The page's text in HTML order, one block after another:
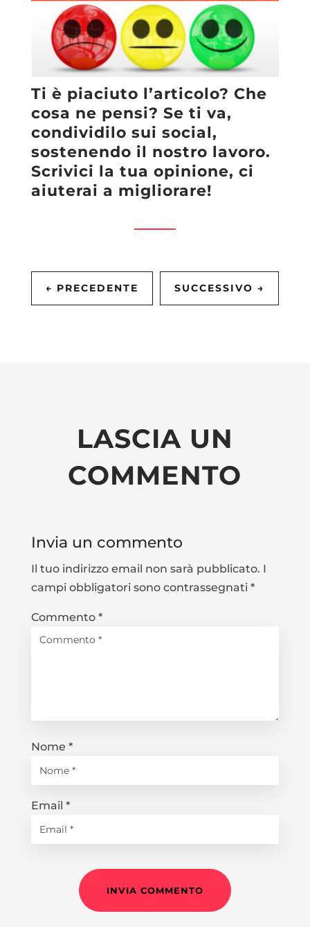
Ti è piaciuto l’articolo? Che
cosa ne pensi? Se ti va,
condividilo sui social,
sostenendo il nostro lavoro.
Scrivici la tua opinione, ci
aiuterai a migliorare!
← PRECEDENTE SUCCESSIVO →
LASCIA UN
COMMENTO
Invia un commento
Il tuo indirizzo email non sarà pubblicato. I
campi obbligatori sono contrassegnati *
Commento *
Nome *
Email *
INVIA COMMENTO